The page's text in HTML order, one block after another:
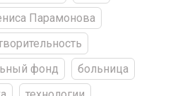
Парамонова
фонд
больница